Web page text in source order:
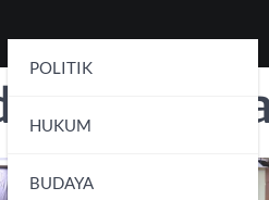
POLITIK
HUKUM
BUDAYA